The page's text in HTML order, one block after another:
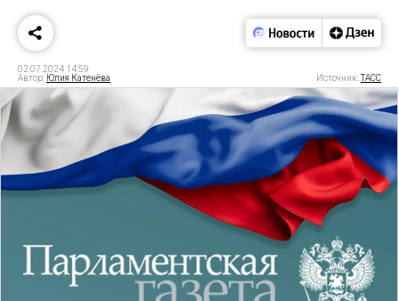
02.07.2024 14:59
Автор: Юлия Катенёва Источник:ТАСС